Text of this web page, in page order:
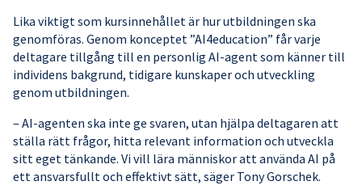
Lika viktigt som kursinnehållet är hur utbildningen ska
genomföras. Genom konceptet ”AI4education” får varje
deltagare tillgång till en personlig AI-agent som känner till
individens bakgrund, tidigare kunskaper och utveckling
genom utbildningen.
– AI-agenten ska inte ge svaren, utan hjälpa deltagaren att
ställa rätt frågor, hitta relevant information och utveckla
sitt eget tänkande. Vi vill lära människor att använda AI på
ett ansvarsfullt och effektivt sätt, säger Tony Gorschek.